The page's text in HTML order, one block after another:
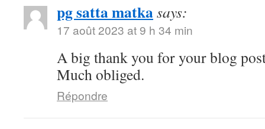
pg satta matkasays:
17 août 2023 at 9 h 34 min
A big thank you for your blog
Much obliged.
Répondre